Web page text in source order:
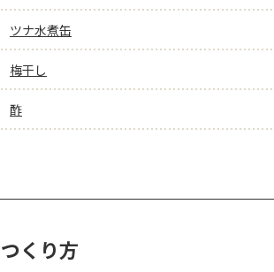
ツナ水煮缶
梅干し
酢
つくり方